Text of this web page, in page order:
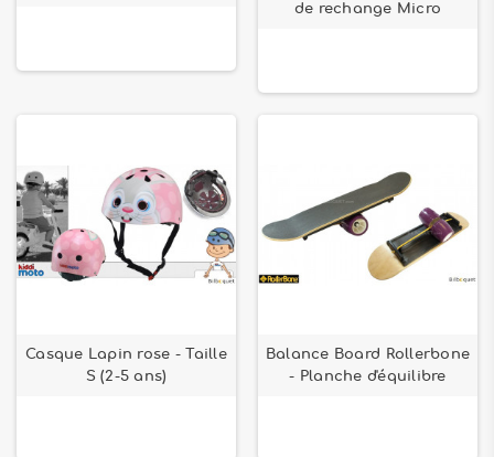
de rechange Micro
Casque Lapin rose - Taille
S (2-5 ans)
Balance Board Rollerbone
- Planche d'équilibre